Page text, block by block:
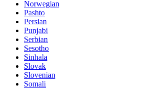
Norwegian
Pashto
Persian
Punjabi
Serbian
Sesotho
Sinhala
Slovak
Slovenian
Somali